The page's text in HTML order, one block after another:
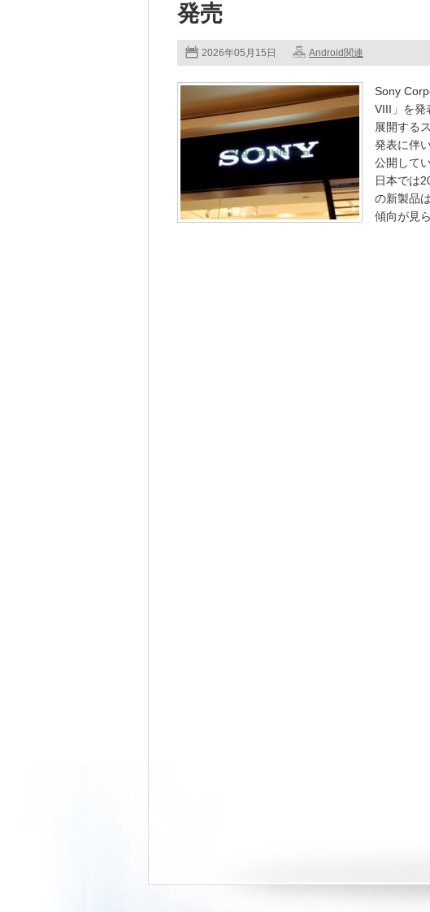
発売
2026年05月15日 Android関連
Sony
VIII」を発
展開する
発表に伴
公開して
日本では
の新製品
傾向が見